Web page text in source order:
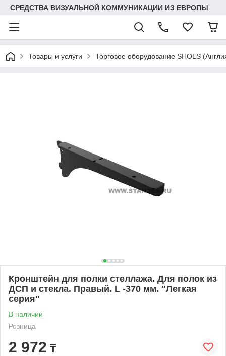
СРЕДСТВА ВИЗУАЛЬНОЙ КОММУНИКАЦИИ ИЗ ЕВРОПЫ
Товары и услуги Торговое оборудование SHOLS
Кронштейн для полки стеллажа. Для полок из
ДСП и стекла. Правый. L -370 мм. "Легкая
серия"
В наличии
Розница
2 972 ₸